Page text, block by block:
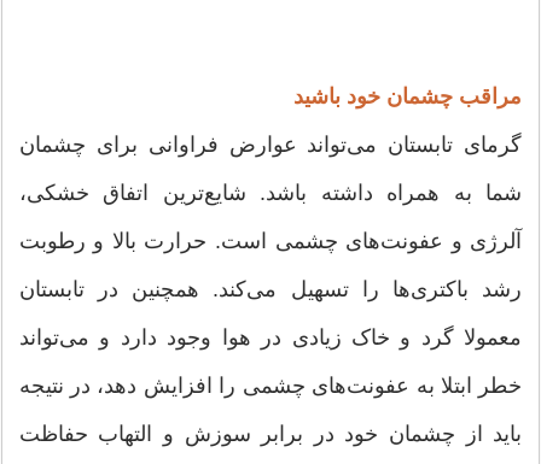
مراقب چشمان خود باشید
گرمای تابستان می‌تواند عوارض فراوانی برای چشمان
شما به همراه داشته باشد. شایع‌ترین اتفاق خشکی،
آلرژی و عفونت‌های چشمی است. حرارت بالا و رطوبت
رشد باکتری‌ها را تسهیل می‌کند. همچنین در تابستان
معمولا گرد و خاک زیادی در هوا وجود دارد و می‌تواند
خطر ابتلا به عفونت‌های چشمی را افزایش دهد، در نتیجه
باید از چشمان خود در برابر سوزش و التهاب حفاظت